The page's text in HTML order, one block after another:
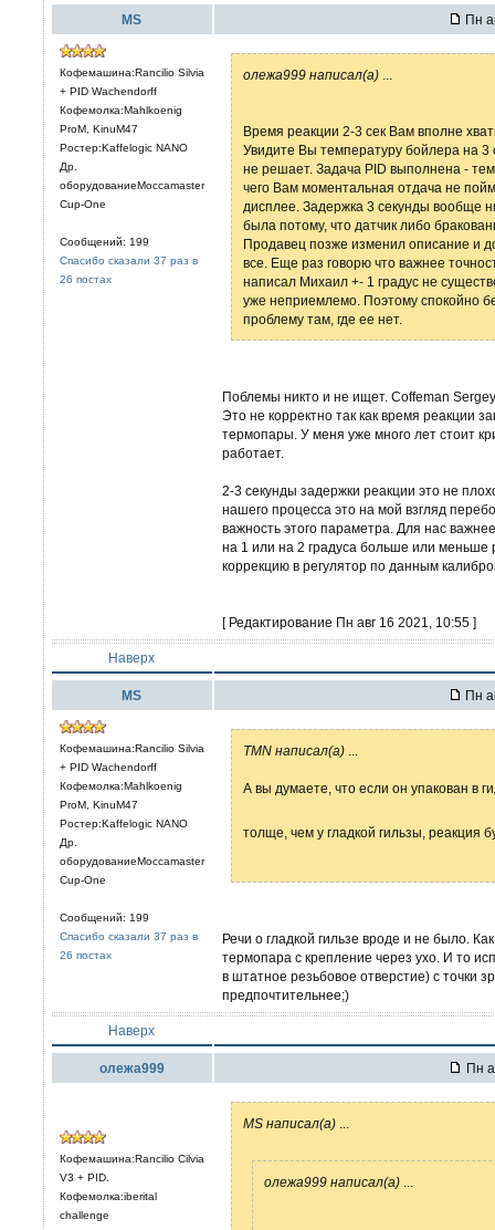
MS Пн
Кофемашина:Rancilio Silvia
+ PID Wachendorff
Кофемолка:Mahlkoenig
ProM, KinuM47
Ростер:Kaffelogic NANO
Др.
оборудованиеMoccamaster
Cup-One
Сообщений: 199
Спасибо сказали 37 раз в
26 постах
олежа999 написал(а)
Время реакции 2-3 сек Вам вполне
Увидите Вы температуру бойлера на 3
не решает. Задача PID выполнена -
чего Вам моментальная отдача не
дисплее. Задержка 3 секунды вообще
была потому, что датчик либо
Продавец позже изменил описание и
все. Еще раз говорю что важнее
написал Михаил +- 1 градус не
уже неприемлемо. Поэтому спокойно
проблему там, где ее нет.
Поблемы никто и не ищет. Coffeman
Это не корректно так как время реакции
термопары. У меня уже много лет стоит
работает.
2-3 секунды задержки реакции это не
нашего процесса это на мой взгляд
важность этого параметра. Для нас
на 1 или на 2 градуса больше или меньше
коррекцию в регулятор по данным
[ Редактирование Пн авг 16 2021, 10:55 ]
Наверх
MS Пн
Кофемашина:Rancilio Silvia
+ PID Wachendorff
Кофемолка:Mahlkoenig
ProM, KinuM47
Ростер:Kaffelogic NANO
Др.
оборудованиеMoccamaster
Cup-One
Сообщений: 199
Спасибо сказали 37 раз в
26 постах
TMN написал(а)
А вы думаете, что если он упакован в
толще, чем у гладкой гильзы, реакция
Речи о гладкой гильзе вроде и не было.
термопара с крепление через ухо. И то
в штатное резьбовое отверстие) с точки
предпочтительнее;)
Наверх
олежа999 Пн
Кофемашина:Rancilio Cilvia
V3 + PID.
Кофемолка:iberital
challenge
MS написал(а)
олежа999 написал(а)